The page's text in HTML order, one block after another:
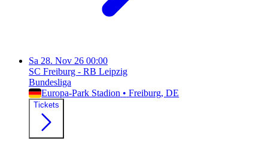
Sa 28. Nov 26 00:00
SC Freiburg - RB Leipzig
Bundesliga
Europa-Park Stadion • Freiburg, DE
Tickets